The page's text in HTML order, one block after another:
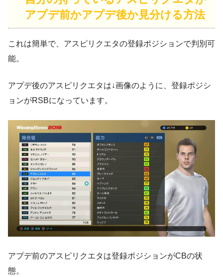
アプデ前かアプデ後か見分ける方法
これは簡単で、アスピリクエタの登録ポジションで判別可
能。
アプデ後のアスピリクエタは↓画像のように、 登録ポジシ
ョンがRSBになっています。
アプデ前のアスピリクエタは登録ポジションがCBの状
態。